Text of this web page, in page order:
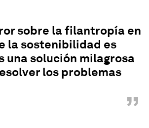
sobre la filantropía en
la sostenibilidad es
una solución milagrosa
los problemas
”